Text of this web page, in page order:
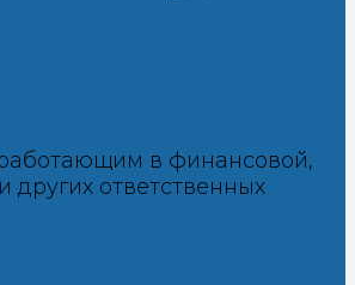
в финансовой,
других ответственных